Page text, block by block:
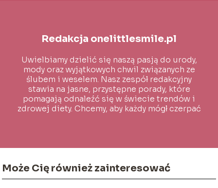
Redakcja onelittlesmile.pl
Uwielbiamy dzielić się naszą pasją do urody,
mody oraz wyjątkowych chwil związanych ze
ślubem i weselem. Nasz zespół redakcyjny
stawia na jasne, przystępne porady, które
pomagają odnaleźć się w świecie trendów i
zdrowej diety. Chcemy, aby każdy mógł czerpać
Może Cię również zainteresować